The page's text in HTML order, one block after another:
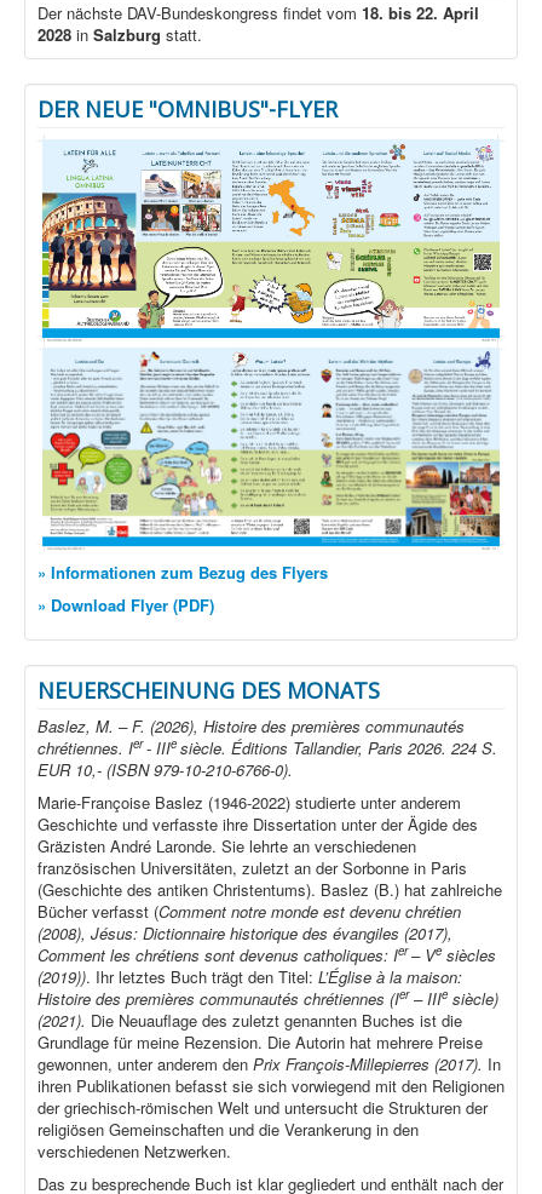
Der nächste DAV-Bundeskongress findet vom 18. bis 22. April
2028 in Salzburg statt.
DER NEUE "OMNIBUS"-FLYER
» Informationen zum Bezug des Flyers
» Download Flyer (PDF)
NEUERSCHEINUNG DES MONATS
Baslez, M. – F. (2026), Histoire des premières communautés
chrétiennes. Ier- IIIe siècle. Éditions Tallandier, Paris 2026. 224 S.
EUR 10,- (ISBN 979-10-210-6766-0).
Marie-Françoise Baslez (1946-2022) studierte unter anderem
Geschichte und verfasste ihre Dissertation unter der Ägide des
Gräzisten André Laronde. Sie lehrte an verschiedenen
französischen Universitäten, zuletzt an der Sorbonne in Paris
(Geschichte des antiken Christentums). Baslez (B.) hat zahlreiche
Bücher verfasst (Comment notre monde est devenu chrétien
(2008), Jésus: Dictionnaire historique des évangiles (2017),
Comment les chrétiens sont devenus catholiques: Ier– Ve siècles
(2019)). Ihr letztes Buch trägt den Titel: L’Église à la maison:
Histoire des premières communautés chrétiennes (Ier– IIIe siècle)
(2021). Die Neuauflage des zuletzt genannten Buches ist die
Grundlage für meine Rezension. Die Autorin hat mehrere Preise
gewonnen, unter anderem den Prix François-Millepierres (2017). In
ihren Publikationen befasst sie sich vorwiegend mit den Religionen
der griechisch-römischen Welt und untersucht die Strukturen der
religiösen Gemeinschaften und die Verankerung in den
verschiedenen Netzwerken.
Das zu besprechende Buch ist klar gegliedert und enthält nach der